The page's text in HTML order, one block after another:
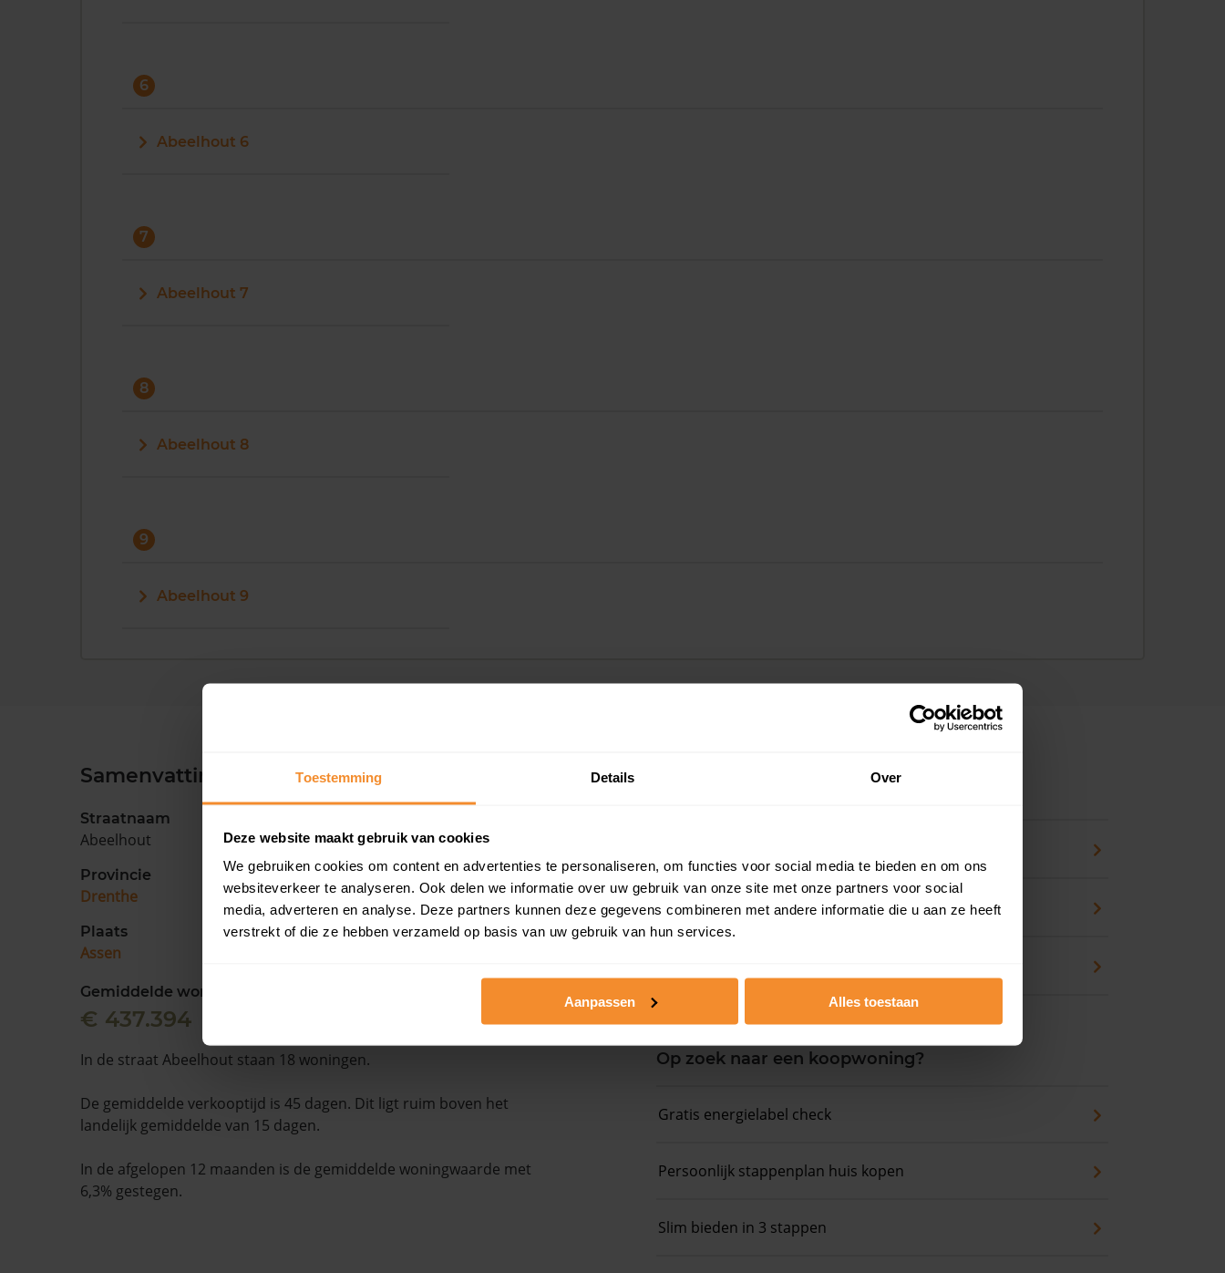
Toestemming Details Over
Deze website maakt gebruik van cookies
We gebruiken cookies om content en advertenties te personaliseren, om functies voor social media te bieden en om ons
websiteverkeer te analyseren. Ook delen we informatie over uw gebruik van onze site met onze partners voor social
media, adverteren en analyse. Deze partners kunnen deze gegevens combineren met andere informatie die u aan ze heeft
verstrekt of die ze hebben verzameld op basis van uw gebruik van hun services.
Aanpassen Alles toestaan
6
Abeelhout 6
7
Abeelhout 7
8
Abeelhout 8
9
Abeelhout 9
Samenvatting
Straatnaam
Abeelhout
Provincie
Drenthe
Plaats
Assen
Gemiddelde woningwaarde
€ 437.394
In de straat Abeelhout staan 18 woningen.
De gemiddelde verkooptijd is 45 dagen. Dit ligt ruim boven het
landelijk gemiddelde van 15 dagen.
In de afgelopen 12 maanden is de gemiddelde woningwaarde met
6,3% gestegen.
Koopsommenoverzicht
Op zoek naar een koopwoning?
Gratis energielabel check
Persoonlijk stappenplan huis kopen
Slim bieden in 3 stappen